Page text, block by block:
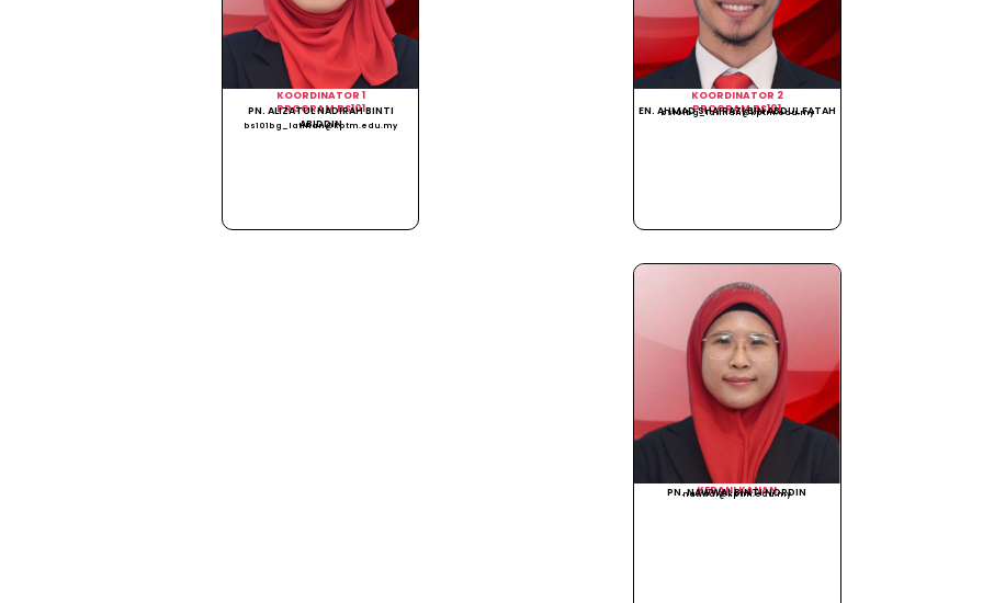
KOORDINATOR 1
PROGRAM BS101
PN. ALIZATUL NADIRAH BINTI
ABIDDIN
bs101bg_latihan@kptm.edu.my
KOORDINATOR 2
PROGRAM BS101
EN. AHMAD SHAIRAZI BIN ABDUL FATAH
bs101bg_latihan@kptm.edu.my
KERANI KANAN
PN. NAWWAL BINTI NORDIN
nawwal@kptm.edu.my